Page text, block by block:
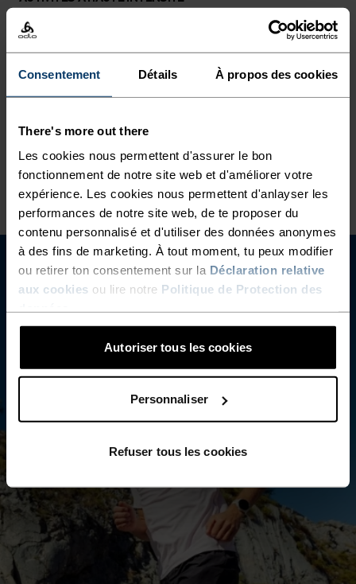
Consentement Détails À propos des cookies
There's more out there
Les cookies nous permettent d'assurer le bon
fonctionnement de notre site web et d'améliorer votre
expérience. Les cookies nous permettent d'anlayser les
performances de notre site web, de te proposer du
contenu personnalisé et d'utiliser des données anonymes
à des fins de marketing. À tout moment, tu peux modifier
ou retirer ton consentement sur la Déclaration relative
aux cookies ou lire notre Politique de Protection des
Autoriser tous les cookies
Personnaliser
Refuser tous les cookies
Training - Running
CARACTÉRISTIQUES DES MATIÈRES
LE POLYAMIDE
matière pour les vêtements de sport, car il est à la fois
résistant, léger et sèche rapidement. Les produits qui
utilisent du polyamide sont réputés pour leur souplesse,
leur solidité et leur résistance à l’usure et aux déchirures.